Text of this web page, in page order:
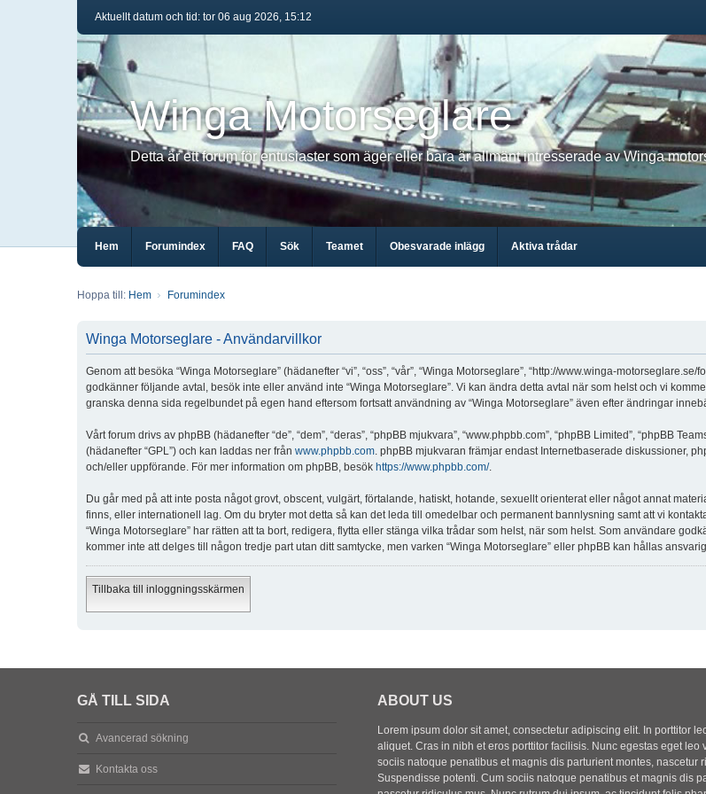
Aktuellt datum och tid: tor 06 aug 2026, 15:12
Winga Motorseglare
Detta är ett forum för entusiaster som äger eller bara är allmänt intresserade av Winga
Hem Forumindex FAQ Sök Teamet Obesvarade inlägg Aktiva trådar
Hoppa till: Hem Forumindex
Winga Motorseglare - Användarvillkor
Genom att besöka “Winga Motorseglare” (hädanefter “vi”, “oss”, “vår”, “Winga Motorseglare”, “http://www.winga-
godkänner följande avtal, besök inte eller använd inte “Winga Motorseglare”. Vi kan ändra detta avtal när som helst och vi
granska denna sida regelbundet på egen hand eftersom fortsatt användning av “Winga Motorseglare” även efter ändringar
Vårt forum drivs av phpBB (hädanefter “de”, “dem”, “deras”, “phpBB mjukvara”, “www.phpbb.com”, “phpBB Limited”, “phpBB
(hädanefter “GPL”) och kan laddas ner från www.phpbb.com. phpBB mjukvaran främjar endast Internetbaserade diskussioner,
och/eller uppförande. För mer information om phpBB, besök https://www.phpbb.com/.
Du går med på att inte posta något grovt, obscent, vulgärt, förtalande, hatiskt, hotande, sexuellt orienterat eller något annat
finns, eller internationell lag. Om du bryter mot detta så kan det leda till omedelbar och permanent bannlysning samt att vi
“Winga Motorseglare” har rätten att ta bort, redigera, flytta eller stänga vilka trådar som helst, när som helst. Som användare
kommer inte att delges till någon tredje part utan ditt samtycke, men varken “Winga Motorseglare” eller phpBB kan hållas
Tillbaka till inloggningsskärmen
GÅ TILL SIDA
Avancerad sökning
Kontakta oss
ABOUT US
Lorem ipsum dolor sit amet, consectetur adipiscing elit. In porttitor
aliquet. Cras in nibh et eros porttitor facilisis. Nunc egestas eget leo
sociis natoque penatibus et magnis dis parturient montes, nascetur
Suspendisse potenti. Cum sociis natoque penatibus et magnis dis